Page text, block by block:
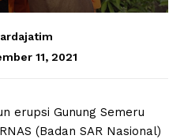
11, 2021
erupsi Gunung Semeru
(Badan SAR Nasional)